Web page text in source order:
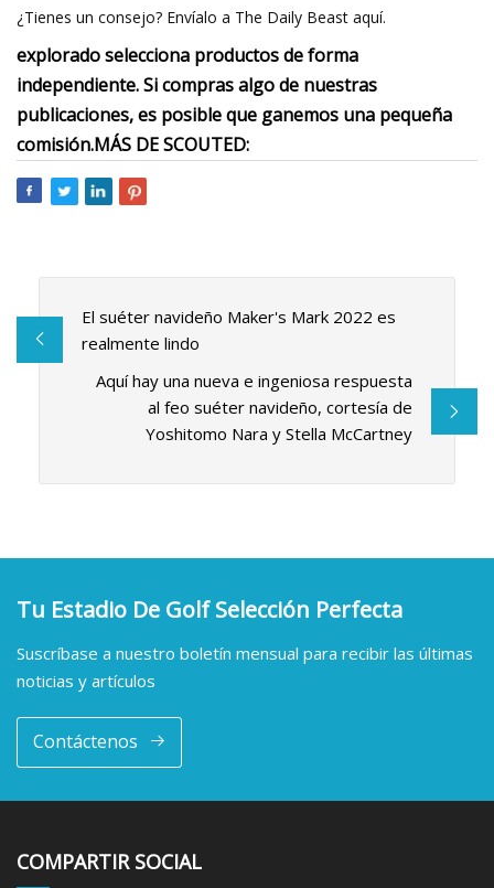
¿Tienes un consejo? Envíalo a The Daily Beast aquí.
exploradoselecciona productos de forma
independiente. Si compras algo de nuestras
publicaciones, es posible que ganemos una pequeña
comisión.MÁS DE SCOUTED:
El suéter navideño Maker's Mark 2022 es
realmente lindo
Aquí hay una nueva e ingeniosa respuesta
al feo suéter navideño, cortesía de
Yoshitomo Nara y Stella McCartney
Tu Estadio De Golf Selección Perfecta
Suscríbase a nuestro boletín mensual para recibir las últimas
noticias y artículos
Contáctenos
COMPARTIR SOCIAL